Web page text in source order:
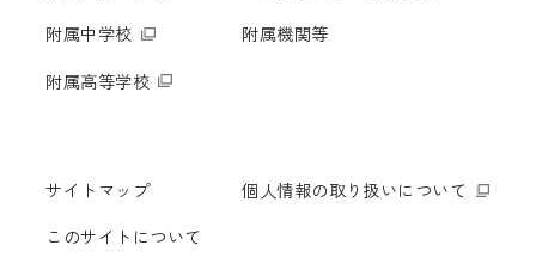
附属中学校
附属高等学校
附属機関等
サイトマップ
このサイトについて
個人情報の取り扱いについて